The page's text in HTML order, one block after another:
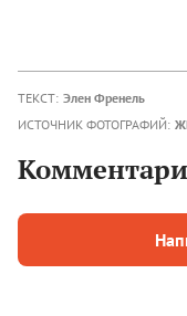
ТЕКСТ: Элен Френель
ИСТОЧНИК ФОТОГРАФИЙ: